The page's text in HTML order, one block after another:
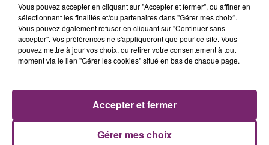
ACTUS RADIO
PODCASTS
JEUX
PHOTOS PUBLICITÉ
Vous pouvez accepter en cliquant sur "Accepter et fermer", ou affiner en
sélectionnant les finalités et/ou partenaires dans "Gérer mes choix".
Vous pouvez également refuser en cliquant sur "Continuer sans
accepter". Vos préférences ne s'appliqueront que pour ce site. Vous
pouvez mettre à jour vos choix, ou retirer votre consentement à tout
moment via le lien "Gérer les cookies" situé en bas de chaque page.
Gérer mes choix
Accepter et fermer